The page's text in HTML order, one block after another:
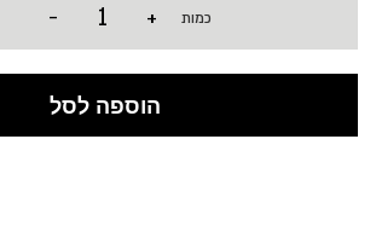
כמות +
-
הוספה לסל